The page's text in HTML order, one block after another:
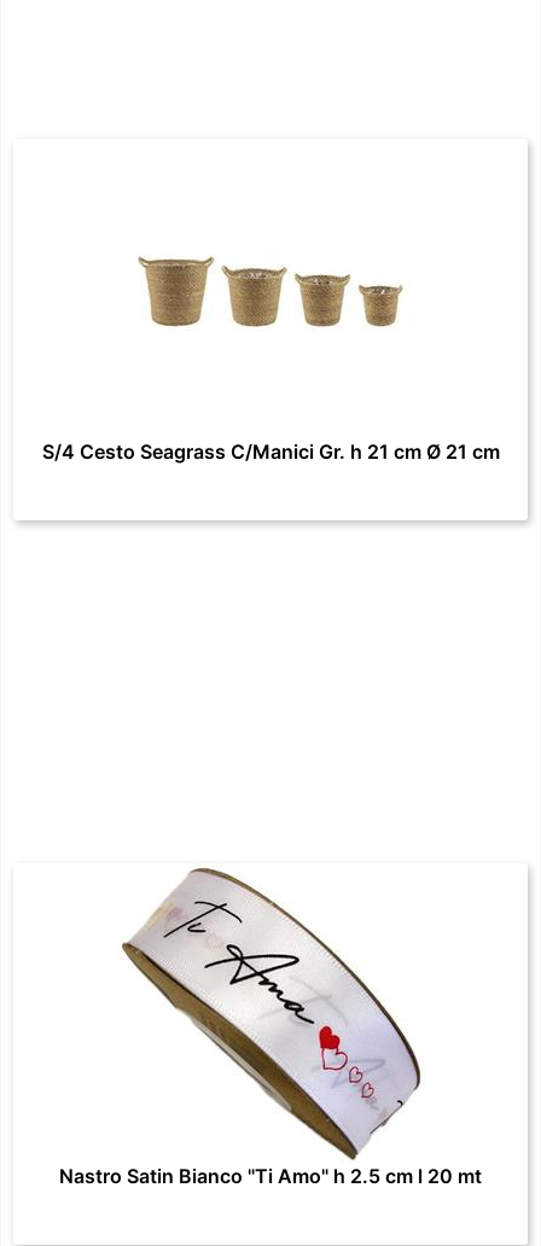
S/4 Cesto Seagrass C/Manici Gr. h 21 cm Ø 21 cm
Nastro Satin Bianco "Ti Amo" h 2.5 cm l 20 mt